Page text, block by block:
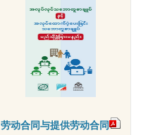
劳动合同与提供劳动合同